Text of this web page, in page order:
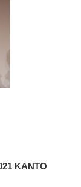
KANTO